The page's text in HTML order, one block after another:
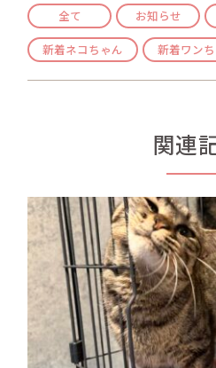
全て お知らせ
新着ネコちゃん
新着ワン
関連